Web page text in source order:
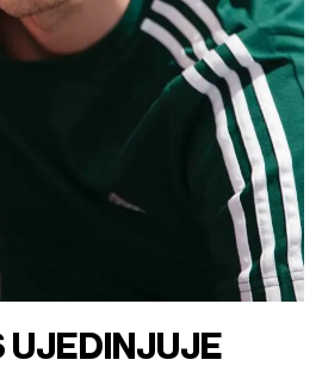
UJEDINJUJE